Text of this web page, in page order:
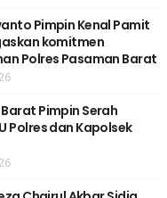
Pimpin Kenal Pamit
komitmen
Polres Pasaman Barat
Pimpin Serah
Polres dan Kapolsek